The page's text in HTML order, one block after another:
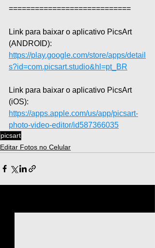
============================
Link para baixar o aplicativo PicsArt
(ANDROID):
https://play.google.com/store/apps/detail
s?id=com.picsart.studio&hl=pt_BR
Link para baixar o aplicativo PicsArt
(iOS):
https://apps.apple.com/us/app/picsart-
photo-video-editor/id587366035
picsart
Editar Fotos no Celular